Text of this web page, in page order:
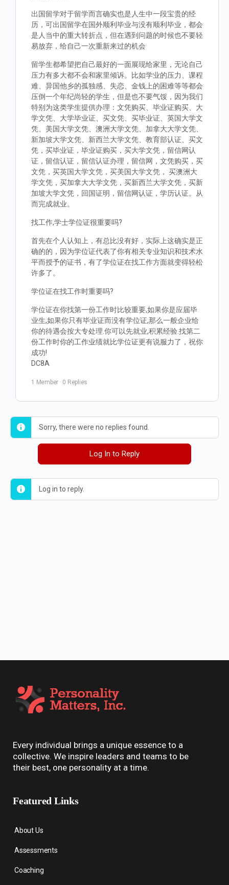
出国留学对于留学而言确实也是人生中一段宝贵的经
历，可出国留学在国外顺利毕业与没有顺利毕业，都会
是人当中的重大转折点，但在遇到问题的时候也不要轻
易放弃，给自己一次重新来过的机会
留学生都希望把自己最好的一面展现给家里，无论自己
压力有多大都不会和家里倾诉。比如学业的压力、课程
难、异国他乡的孤独感、失恋、金钱上的困难等等都会
压倒一个年纪尚轻的学生，但是也不要气馁，因为我们
特别为这类学生提供办理：文凭购买、毕业证购买、大
学文凭、大学毕业证、买文凭、买毕业证、英国大学文
凭、美国大学文凭、澳洲大学文凭、加拿大大学文凭、
新加坡大学文凭、新西兰大学文凭、教育部认证、买文
凭，买毕业证，毕业证购买，买大学文凭，留信网认
证，留信认证，留信认证办理，留信网，文凭购买，买
文凭，买英国大学文凭，买美国大学文凭， 买澳洲大
学文凭，买加拿大大学文凭，买新西兰大学文凭，买新
加坡大学文凭，回国证明，留信网认证，学历认证。从
而完成就业。
找工作,学士学位证很重要吗?
首先在个人认知上，有总比没有好，实际上这确实是正
确的的，因为学位证代表了你有相关专业知识和技术水
平而授予的证书，有了学位证在找工作方面就变得轻松
许多了。
学位证在找工作时重要吗?
学位证在你找第一份工作时比较重要,如果你是应届毕
业生,如果你只有毕业证而没有学位证,那么一般企业给
你的待遇会按大专处理.你可以先就业,积累经验.找第二
份工作时你的工作业绩就比学位证更有说服力了，祝你
成功!
DC8A
1 Member · 0 Replies
Sorry, there were no replies found.
Log In to Reply
Log in to reply.
Every individual brings a unique essence to a
collective. We inspire leaders and teams to be
their best, one personality at a time.
Featured Links
About Us
Assessments
Coaching